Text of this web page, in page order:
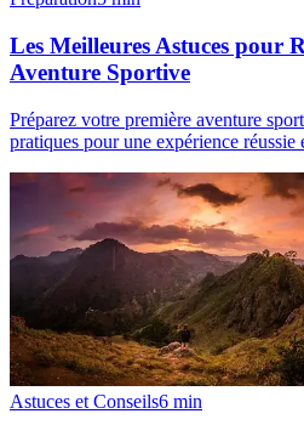
Les Meilleures Astuces pour
Aventure Sportive
Préparez votre première aventure
pratiques pour une expérience réussie
Astuces et Conseils6 min